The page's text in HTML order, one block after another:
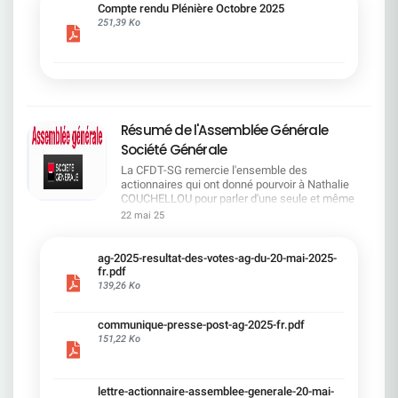
cadre du dialogue social.Bonne lecture !
Compte rendu Plénière Octobre 2025
251,39 Ko
Résumé de l'Assemblée Générale
Société Générale
La CFDT-SG remercie l'ensemble des
actionnaires qui ont donné pourvoir à Nathalie
COUCHELLOU pour parler d'une seule et même
voix.L'assemblée Générale s'est ouverte avec 4
souligné la forte amélioration en 2024 de tous les
facteurs financiers et le premier trimestre 2025
encourageant.Le Directeur Général, Slawomir
solide. Etre une banque simple et intégrée. Etre
une banque efficace. Etre une banque rentable. Le
22 mai 25
ag-2025-resultat-des-votes-ag-du-20-mai-2025-
fr.pdf
139,26 Ko
communique-presse-post-ag-2025-fr.pdf
151,22 Ko
lettre-actionnaire-assemblee-generale-20-mai-